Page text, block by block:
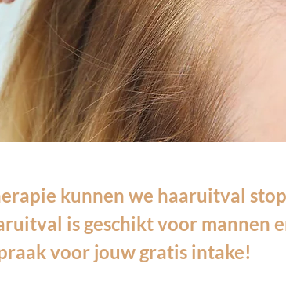
kunnen we haaruitval
is geschikt voor mannen
voor jouw gratis intake!